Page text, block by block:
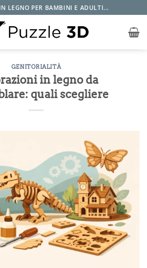
LEGNO PER BAMBINI E ADULTI...
GENITORIALITÀ
in legno da
quali scegliere